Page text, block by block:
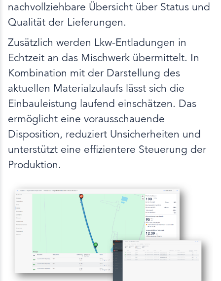
nachvollziehbare Übersicht über Status und
Qualität der Lieferungen.
Zusätzlich werden Lkw-Entladungen in
Echtzeit an das Mischwerk übermittelt. In
Kombination mit der Darstellung des
aktuellen Materialzulaufs lässt sich die
Einbauleistung laufend einschätzen. Das
ermöglicht eine vorausschauende
Disposition, reduziert Unsicherheiten und
unterstützt eine effizientere Steuerung der
Produktion.